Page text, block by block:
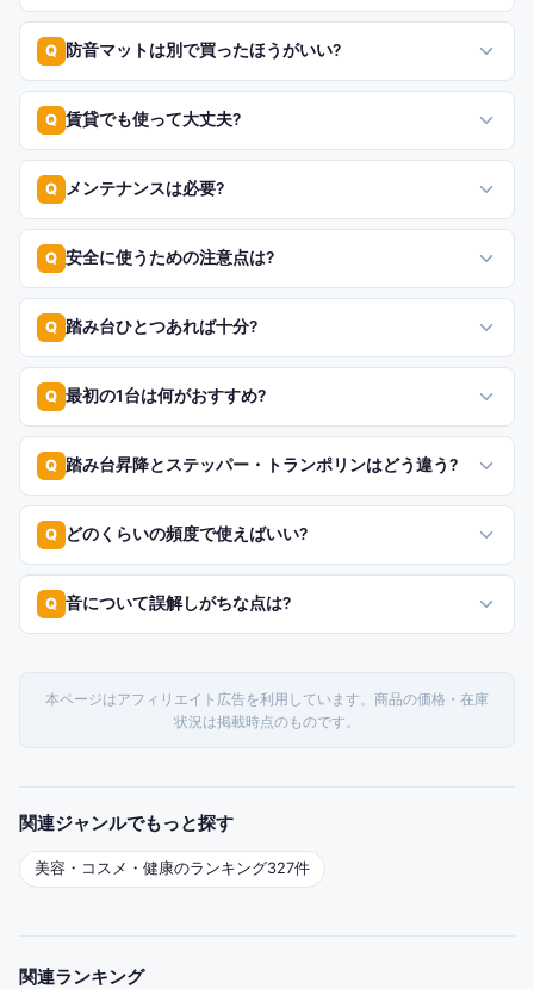
Q 防音マットは別で買ったほうがいい?
Q 賃貸でも使って大丈夫?
Q メンテナンスは必要?
Q 安全に使うための注意点は?
Q 踏み台ひとつあれば十分?
Q 最初の1台は何がおすすめ?
Q 踏み台昇降とステッパー・トランポリンはどう違う?
Q どのくらいの頻度で使えばいい?
Q 音について誤解しがちな点は?
本ページはアフィリエイト広告を利用しています。商品の価格・在庫
状況は掲載時点のものです。
関連ジャンルでもっと探す
美容・コスメ・健康のランキング327件
関連ランキング